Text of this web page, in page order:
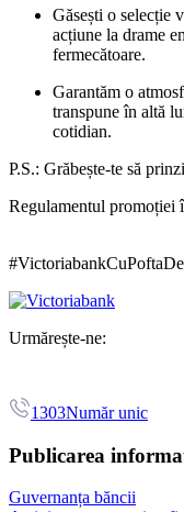
Găsești o selecție
acțiune la drame
fermecătoare.
Garantăm o
transpune în altă
cotidian.
P.S.: Grăbește-te să
Regulamentul promoției
Urmărește-ne:
1303Număr unic
Publicarea
Guvernanța băncii